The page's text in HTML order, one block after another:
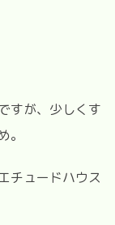
すが、少しくす
チュードハウス